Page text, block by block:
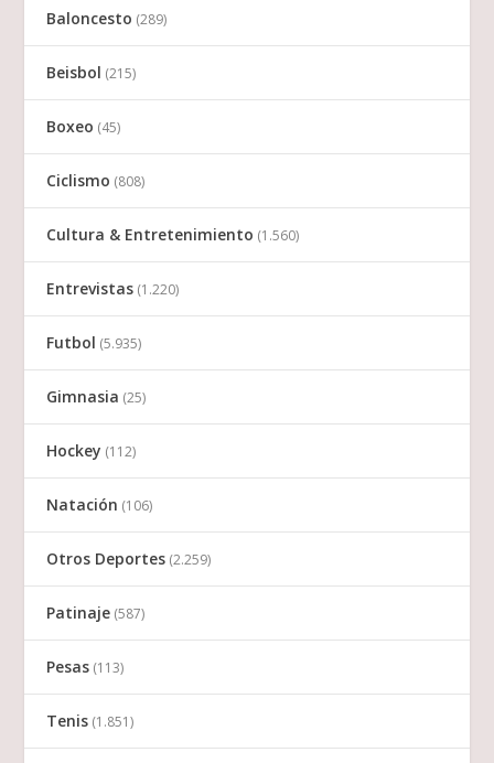
Baloncesto (289)
Beisbol (215)
Boxeo (45)
Ciclismo (808)
Cultura & Entretenimiento (1.560)
Entrevistas (1.220)
Futbol (5.935)
Gimnasia (25)
Hockey (112)
Natación (106)
Otros Deportes (2.259)
Patinaje (587)
Pesas (113)
Tenis (1.851)